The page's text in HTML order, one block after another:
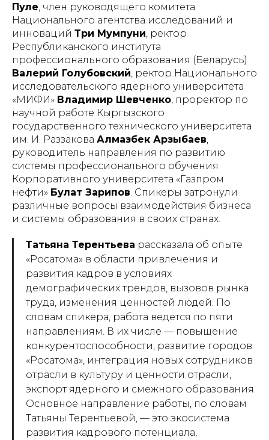
Пуле , член руководящего комитета
Национального агентства исследований и
инноваций Три Мумпуни , ректор
Республиканского института
профессионального образования (Беларусь)
Валерий Голубовский , ректор Национального
исследовательского ядерного университета
«МИФИ» Владимир Шевченко , проректор по
научной работе Кыргызского
государственного технического университета
им. И. Раззакова Алмазбек Арзыбаев
руководитель направления по развитию
системы профессионального обучения
Корпоративного университета «Газпром
нефти» Булат Зарипов . Спикеры затронули
различные вопросы взаимодействия бизнеса
и системы образования в своих странах.
Татьяна Терентьева рассказала об опыте
«Росатома» в области привлечения и
развития кадров в условиях
демографических трендов, вызовов рынка
труда, изменения ценностей людей. По
словам спикера, работа ведется по пяти
направлениям. В их числе — повышение
конкурентоспособности, развитие городов
«Росатома», интеграция новых сотрудников
отрасли в культуру и ценности отрасли,
экспорт ядерного и смежного образования.
Основное направление работы, по словам
Татьяны Терентьевой, — это экосистема
развития кадрового потенциала,